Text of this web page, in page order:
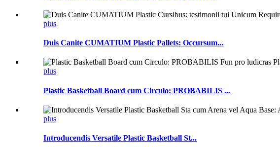
plus
Duis Canite CUMATIUM Plastic Pallets: Occursum...
plus
Plastic Basketball Board cum Circulo: PROBABILIS ...
plus
Introducendis Versatile Plastic Basketball St...